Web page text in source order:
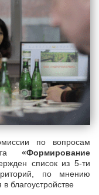
по вопросам
«Формирование
список из 5-ти
по мнению
благоустройстве